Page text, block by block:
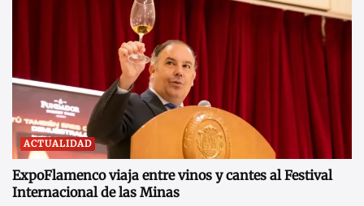
ACTUALIDAD
ExpoFlamenco viaja entre vinos y cantes al Festival
Internacional de las Minas